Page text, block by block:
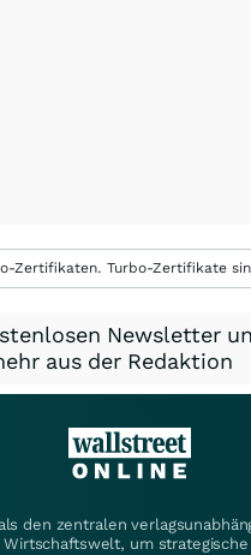
Zertifikaten. Turbo-Zertifikate
Newsletter
aus der Redaktion
den zentralen
Wirtschaftswelt, um